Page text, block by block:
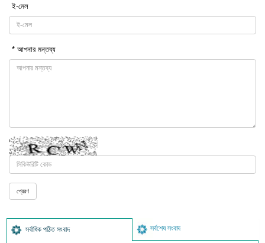
ই-মেল
* আপনার মন্তব্য
সর্বাধিক পঠিত সংবাদ সর্বশেষ সংবাদ